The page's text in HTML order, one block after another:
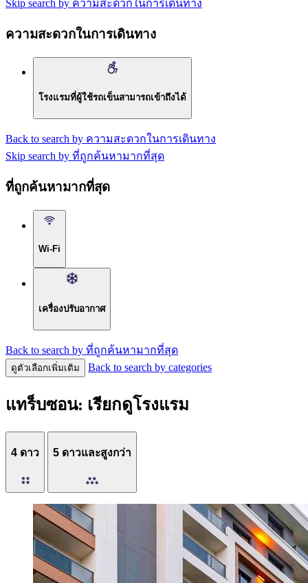
Skip search by ความสะดวกในการเดินทาง
ความสะดวกในการเดินทาง
โรงแรมที่ผู้ใช้รถเข็นสามารถเข้าถึงได้
Back to search by ความสะดวกในการเดินทาง
Skip search by ที่ถูกค้นหามากที่สุด
ที่ถูกค้นหามากที่สุด
Wi-Fi
เครื่องปรับอากาศ
Back to search by ที่ถูกค้นหามากที่สุด
ดูตัวเลือกเพิ่มเติม Back to search by categories
แทร็บซอน: เรียกดูโรงแรม
4 ดาว 5 ดาวและสูงกว่า